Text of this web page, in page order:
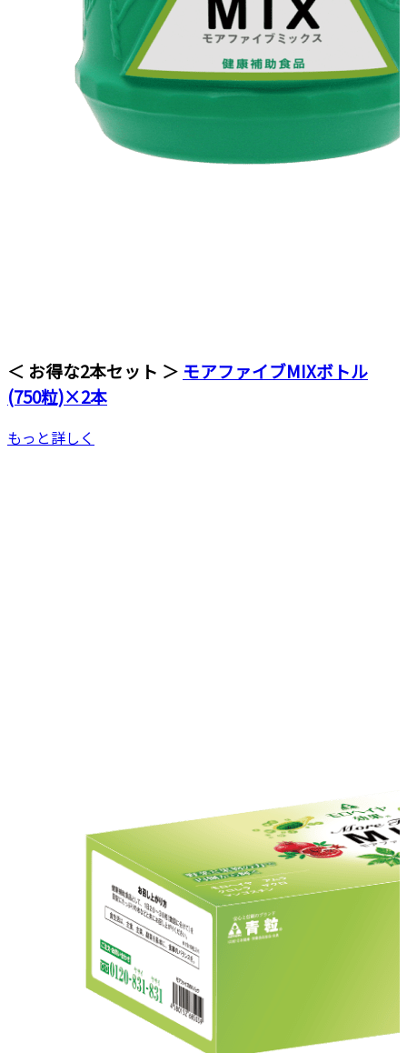
＜ お得な2本セット ＞ モアファイブMIXボトル
(750粒)×2本
もっと詳しく